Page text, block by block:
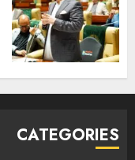
CATEGORIES